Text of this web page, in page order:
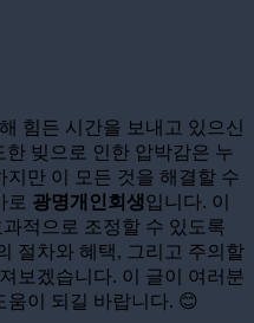
힘든 시간을 보내고 있으신
빚으로 인한 압박감은 누
만 이 모든 것을 해결할 수
로 광명개인회생입니다. 이
적으로 조정할 수 있도록
절차와 혜택, 그리고 주의할
보겠습니다. 이 글이 여러분
움이 되길 바랍니다. 😊